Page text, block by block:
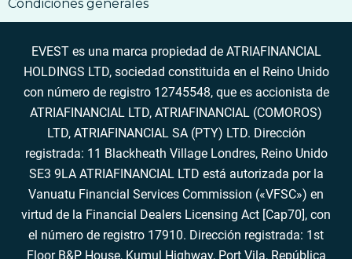
17. Cómo aceptar Bitcoin por bienes y
servicios
Condiciones generales
EVEST es una marca propiedad de ATRIAFINANCIAL
HOLDINGS LTD, sociedad constituida en el Reino Unido
con número de registro 12745548, que es accionista de
ATRIAFINANCIAL LTD, ATRIAFINANCIAL (COMOROS)
LTD, ATRIAFINANCIAL SA (PTY) LTD. Dirección
registrada: 11 Blackheath Village Londres, Reino Unido
SE3 9LA ATRIAFINANCIAL LTD está autorizada por la
Vanuatu Financial Services Commission («VFSC») en
virtud de la Financial Dealers Licensing Act [Cap70], con
el número de registro 17910. Dirección registrada: 1st
Floor B&P House, Kumul Highway, Port Vila, República